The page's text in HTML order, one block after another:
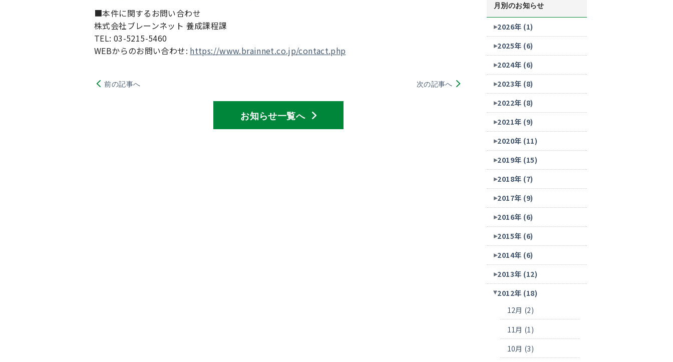
■本件に関するお問い合わせ
株式会社ブレーンネット 養成課程課
TEL: 03-5215-5460
WEBからのお問い合わせ: https://www.brainnet.co.jp/contact.php
前の記事へ 次の記事へ
お知らせ一覧へ
月別のお知らせ
2026年 (1)
2025年 (6)
2024年 (6)
2023年 (8)
2022年 (8)
2021年 (9)
2020年 (11)
2019年 (15)
2018年 (7)
2017年 (9)
2016年 (6)
2015年 (6)
2014年 (6)
2013年 (12)
2012年 (18)
12月 (2)
11月 (1)
10月 (3)